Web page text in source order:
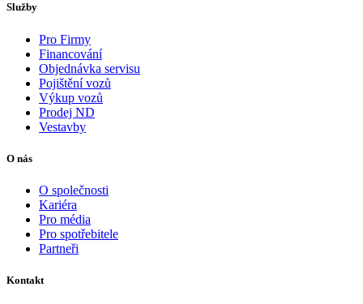
Služby
Pro Firmy
Financování
Objednávka servisu
Pojištění vozů
Výkup vozů
Prodej ND
Vestavby
O nás
O společnosti
Kariéra
Pro média
Pro spotřebitele
Partneři
Kontakt